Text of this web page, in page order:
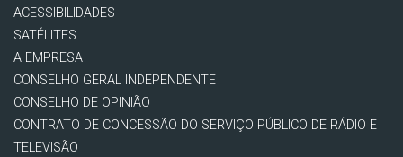
ACESSIBILIDADES
SATÉLITES
A EMPRESA
CONSELHO GERAL INDEPENDENTE
CONSELHO DE OPINIÃO
CONTRATO DE CONCESSÃO DO SERVIÇO PÚBLICO DE RÁDIO E
TELEVISÃO